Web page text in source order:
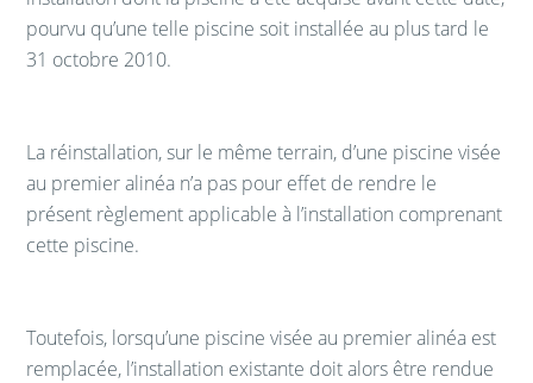
pourvu qu’une telle piscine soit installée au plus tard le
31 octobre 2010.
La réinstallation, sur le même terrain, d’une piscine visée
au premier alinéa n’a pas pour effet de rendre le
présent règlement applicable à l’installation comprenant
cette piscine.
Toutefois, lorsqu’une piscine visée au premier alinéa est
remplacée, l’installation existante doit alors être rendue